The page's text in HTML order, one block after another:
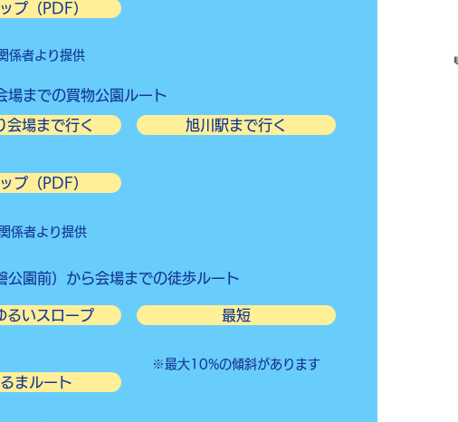
プ（PDF）
係者より提供
場までの買物公園ルート
会場まで行く 旭川駅まで行く
プ（PDF）
係者より提供
公園前）から会場までの徒歩ルート
るいスロープ 最短
まルート
※​最大10%の傾斜があります